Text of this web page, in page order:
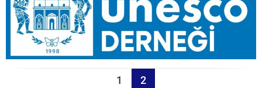
1 2